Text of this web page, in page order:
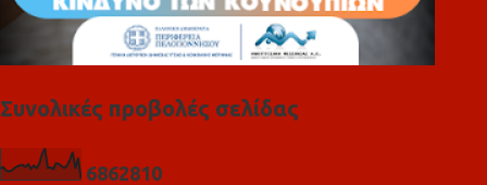
Συνολικές προβολές σελίδας
6862810